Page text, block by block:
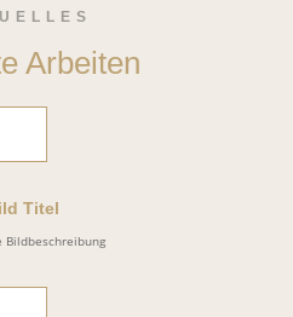
Arbeiten
Titel
Bildbeschreibung